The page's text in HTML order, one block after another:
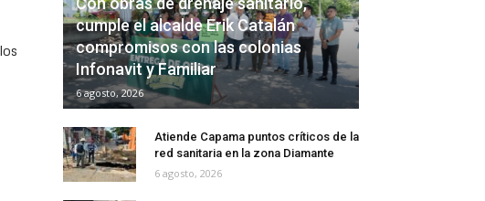
cumple el alcalde Erik Catalán
compromisos con las colonias
Infonavit y Familiar
6 agosto, 2026
Atiende Capama puntos críticos de la
red sanitaria en la zona Diamante
6 agosto, 2026